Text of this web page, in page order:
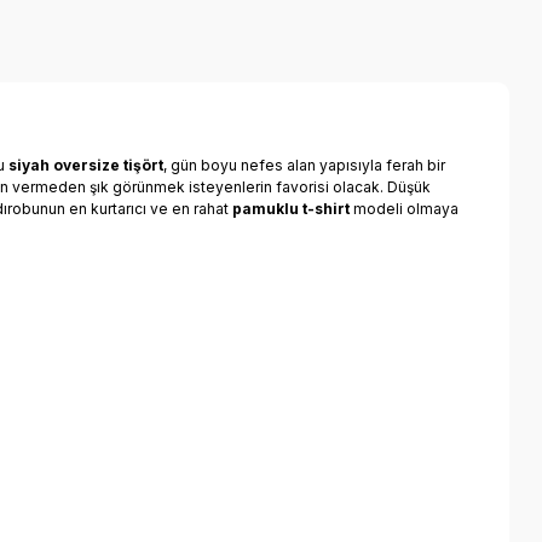
siyah oversize tişört, gün boyu nefes alan yapısıyla ferah bir
vermeden şık görünmek isteyenlerin favorisi olacak. Düşük
en kurtarıcı ve en rahat pamuklu t-shirt modeli olmaya